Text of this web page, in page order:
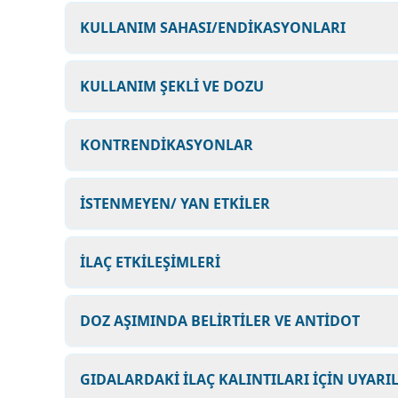
KULLANIM SAHASI/ENDİKASYONLARI
KULLANIM ŞEKLİ VE DOZU
KONTRENDİKASYONLAR
İSTENMEYEN/ YAN ETKİLER
İLAÇ ETKİLEŞİMLERİ
DOZ AŞIMINDA BELİRTİLER VE ANTİDOT
GIDALARDAKİ İLAÇ KALINTILARI İÇİN